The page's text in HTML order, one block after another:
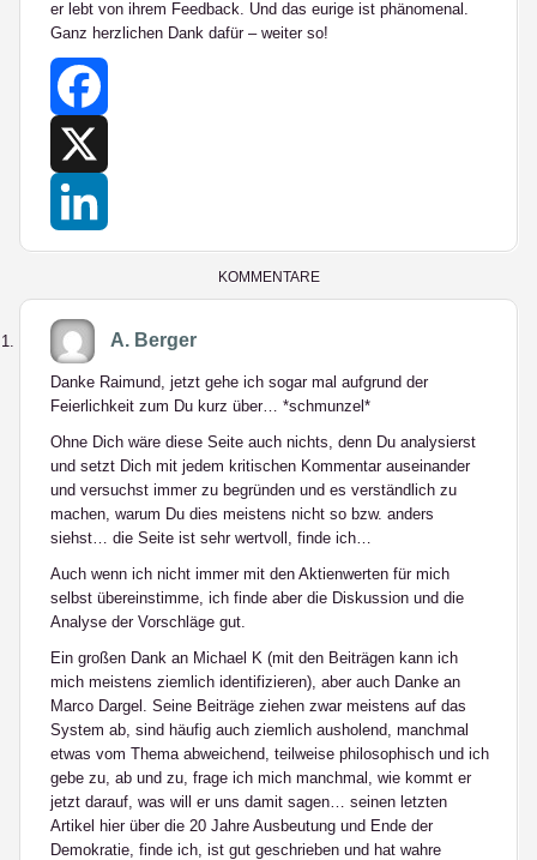
er lebt von ihrem Feedback. Und das eurige ist phänomenal.
Ganz herzlichen Dank dafür – weiter so!
Facebook
KOMMENTARE
A. Berger
Danke Raimund, jetzt gehe ich sogar mal aufgrund der
Feierlichkeit zum Du kurz über… *schmunzel*
Ohne Dich wäre diese Seite auch nichts, denn Du analysierst
und setzt Dich mit jedem kritischen Kommentar auseinander
und versuchst immer zu begründen und es verständlich zu
machen, warum Du dies meistens nicht so bzw. anders
siehst… die Seite ist sehr wertvoll, finde ich…
Auch wenn ich nicht immer mit den Aktienwerten für mich
selbst übereinstimme, ich finde aber die Diskussion und die
Analyse der Vorschläge gut.
Ein großen Dank an Michael K (mit den Beiträgen kann ich
mich meistens ziemlich identifizieren), aber auch Danke an
Marco Dargel. Seine Beiträge ziehen zwar meistens auf das
System ab, sind häufig auch ziemlich ausholend, manchmal
etwas vom Thema abweichend, teilweise philosophisch und ich
gebe zu, ab und zu, frage ich mich manchmal, wie kommt er
jetzt darauf, was will er uns damit sagen… seinen letzten
Artikel hier über die 20 Jahre Ausbeutung und Ende der
Demokratie, finde ich, ist gut geschrieben und hat wahre